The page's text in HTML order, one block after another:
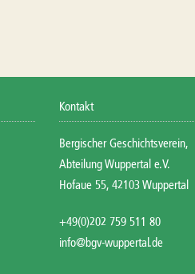
Kontakt
Bergischer Geschichtsverein,
Abteilung Wuppertal e.V.
Hofaue 55, 42103 Wuppertal
+49(0)202 759 511 80
info@bgv-wuppertal.de